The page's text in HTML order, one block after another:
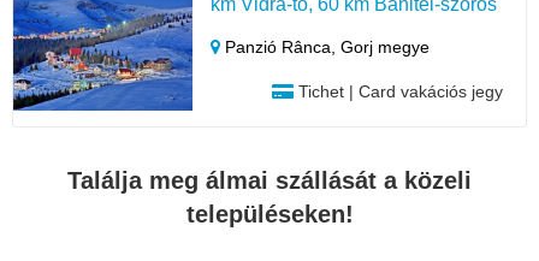
km Vidra-tó, 60 km Banitei-szoros
Panzió Rânca,Gorj megye
Tichet | Card vakációs jegy
Találja meg álmai szállását a közeli
településeken!